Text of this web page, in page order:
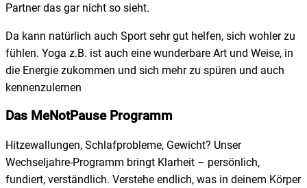
Partner das gar nicht so sieht.
Da kann natürlich auch Sport sehr gut helfen, sich wohler zu
fühlen. Yoga z.B. ist auch eine wunderbare Art und Weise, in
die Energie zukommen und sich mehr zu spüren und auch
kennenzulernen
Das MeNotPause Programm
Hitzewallungen, Schlafprobleme, Gewicht? Unser
Wechseljahre-Programm bringt Klarheit – persönlich,
fundiert, verständlich. Verstehe endlich, was in deinem Körper